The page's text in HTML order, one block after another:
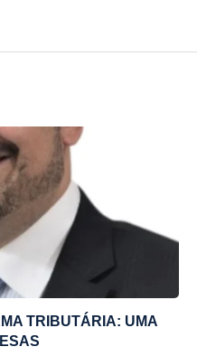
TRIBUTÁRIA: UMA